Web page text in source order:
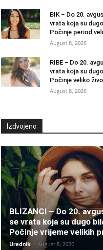
BIK – Do 20.
vrata koja su
Počinje period
August 8, 2026
RIBE – Do 20.
vrata koja su
Počinje veliko
August 8, 2026
Izdvojeno
BLIZANCI – Do 20.
se vrata koja su dugo
Počinje vrijeme velikih
Urednik - August 8, 2026